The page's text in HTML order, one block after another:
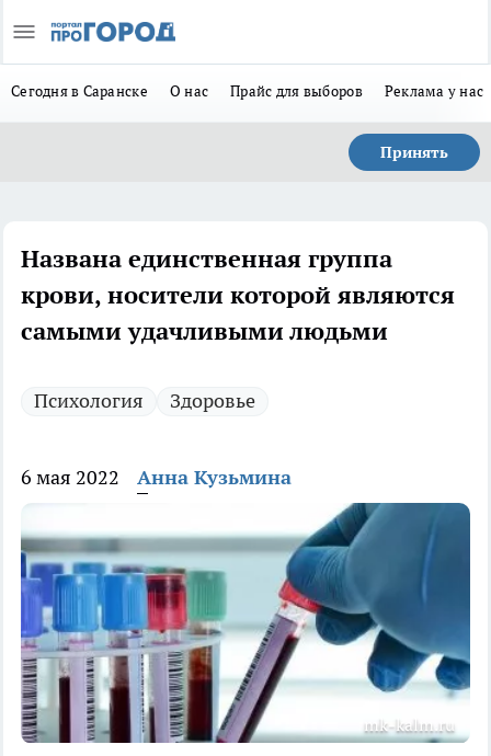
Сегодня в Саранске О нас Прайс для выборов Реклама у нас
Принять
Названа единственная группа
крови, носители которой являются
самыми удачливыми людьми
Психология Здоровье
6 мая 2022 Анна Кузьмина
mk-kalm.ru